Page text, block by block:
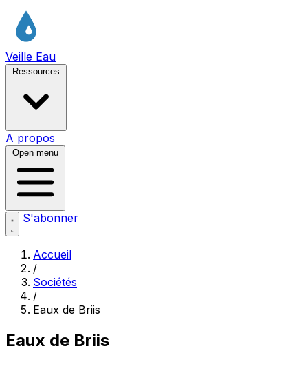
Veille Eau
Ressources
A propos
Open menu
S'abonner
Accueil
/
Sociétés
/
Eaux de Briis
Eaux de Briis